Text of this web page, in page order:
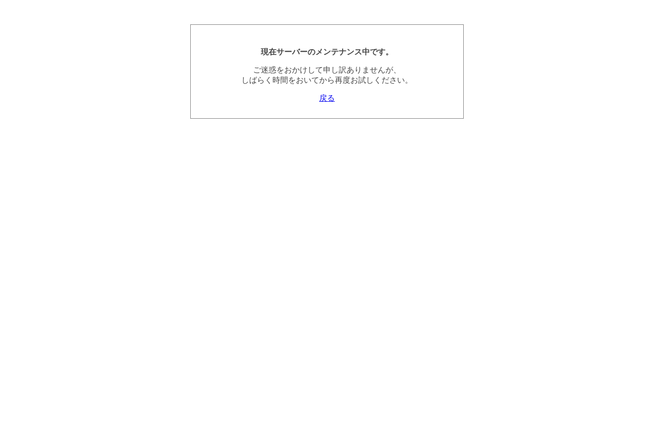
現在サーバーのメンテナンス中です。
ご迷惑をおかけして申し訳ありませんが、
しばらく時間をおいてから再度お試しください。
戻る